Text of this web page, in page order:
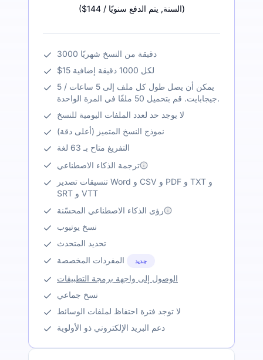
($144 / السنة, يتم الدفع سنويًا )
3000 دقيقة من النسخ شهريًا
$15 لكل 1000 دقيقة إضافية
يمكن أن يصل طول كل ملف إلى 5 ساعات / 5
جيجابايت. قم بتحميل 50 ملفًا في المرة الواحدة.
لا يوجد حد لعدد الملفات اليومية للنسخ
نموذج النسخ المتميز (أعلى دقة)
التفريغ متاح بـ 63 لغة
ترجمة الذكاء الاصطناعي
تنسيقات تصدير Word و CSV و PDF و TXT و
SRT و VTT
رؤى الذكاء الاصطناعي المحسّنة
نسخ يوتيوب
تحديد المتحدث
المفردات المخصصة
جديد
الوصول إلى واجهة برمجة التطبيقات
نسخ جماعي
لا توجد فترة احتفاظ لملفات الوسائط
دعم البريد الإلكتروني ذو الأولوية